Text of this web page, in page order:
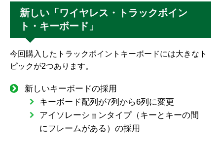
新しい「ワイヤレス・トラックポイン
ト・キーボード」
今回購入したトラックポイントキーボードには大きなト
ピックが2つあります。
新しいキーボードの採用
キーボード配列が7列から6列に変更
アイソレーションタイプ（キーとキーの間
にフレームがある）の採用